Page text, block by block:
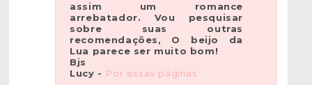
assim um romance
arrebatador. Vou pesquisar
sobre suas outras
recomendações, O beijo da
Lua parece ser muito bom!
Bjs
Lucy - Por essas páginas